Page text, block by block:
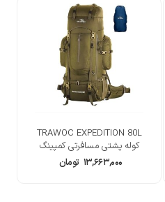
TRAWOC EXPEDITION 80L
کوله پشتی مسافرتی کمپینگ
۱۳,۶۶۳,۰۰۰ تومان